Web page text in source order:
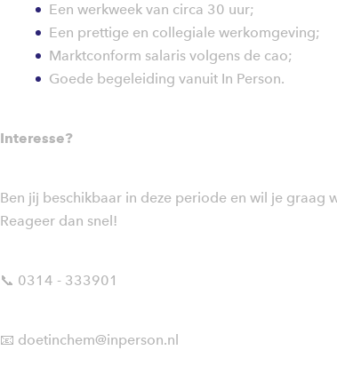
Een werkweek van circa 30 uur;
Een prettige en collegiale werkomgeving;
Marktconform salaris volgens de cao;
Goede begeleiding vanuit In Person.
Interesse?
Ben jij beschikbaar in deze periode en wil je graag
Reageer dan snel!
📞 0314 - 333901
📧 doetinchem@inperson.nl